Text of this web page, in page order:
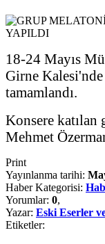
18-24 Mayıs
Girne
tamamlandı.
Konsere katılan
Mehmet
Print
Yayınlanma tarihi:
Haber Kategorisi:
Yorumlar: 0,
Yazar: Eski Eserler
Etiketler: